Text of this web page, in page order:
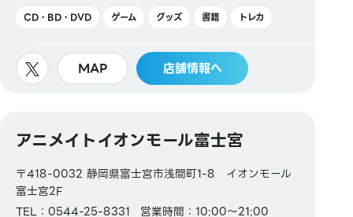
CD・BD・DVD ゲーム グッズ 書籍 トレカ
MAP 店舗情報へ
アニメイトイオンモール富士宮
〒418-0032 静岡県富士宮市浅間町1-8 イオンモール
富士宮2F
TEL：0544-25-8331
営業時間：10:00～21:00